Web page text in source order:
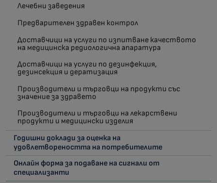
Лечебни заведения
Предварителен здравен контрол
Доставчици на услуги по изпитване качеството
на медицинска редиологична апаратура
Доставчици на услуги по дезинфекция,
дезинсекция и дератизация
Производители и търговци на продукти със
значение за здравето
Производители и търговци на лекарствени
продукти и медицински изделия
Годишни доклади за оценка на
удовлетвореността на потребителите
Онлайн форма за подаване на сигнали от
специализанти